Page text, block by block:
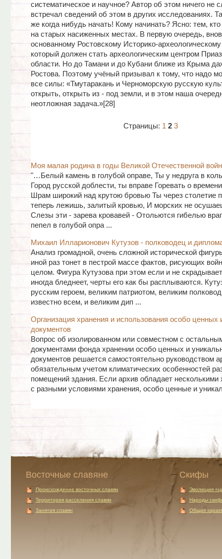
систематическое и научное? Автор об этом ничего не
встречал сведений об этом в других исследованиях.
же когда нибудь начать! Кому начинать? Ясно: тем,
на старых насиженных местах. В первую очередь,
основанному Ростовскому Историко-
который должен стать археологическим центром
области. Но до Тамани и до Кубани ближе из Крыма
Ростова. Поэтому учёный призывал к тому, что надо
все силы: «Тмутаракань и Черноморскую русскую
открыть, открыть из - под земли, и в этом наша
неотложная задача.»[28]
Страницы: 1 2 3
Моя малая родина в годы Великой Отечественной
"…Белый камень в голубой оправе, Ты у недруга в
Город русской доблести, ты вправе Горевать о
Шрам широкий над крутою бровью Ты через столетие
теперь лежишь, залитый кровью, И морских не
Слезы эти - зарева кровавей - Отольются гибелью
пепел в голубой опра ...
Михаил Илларионович Кутузов - полководец и
Анализ громадной, очень сложной исторической
иной раз тонет в пестрой массе фактов, рисующих
целом. Фигура Кутузова при этом если и не
иногда бледнеет, черты его как бы расплываются.
русским героем, великим патриотом, великим
известно всем, и великим дип ...
Организация хранения и использования особо ценных
документов
Вопрос об изолированном или совместном с
документами фонда хранении особо ценных и
документов решается самостоятельно руководством
обязательным учетом климатических особенностей
помещений здания. Если архив обладает
с разными условиями хранения, особо ценные и
Восточные славяне
Происхождение восточных славян
Территория расселения славян
Занятия славян
Скифы
Эволюция
Народы
Общая